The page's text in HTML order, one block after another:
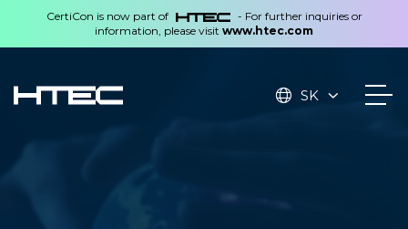
CertiCon is now part of
- For further inquiries or
information, please visit www.htec.com
SK